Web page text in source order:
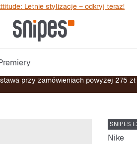
Letnie stylizacje – odkryj teraz!
przy zamówieniach powyżej 275 zł
SNIPES
Nike